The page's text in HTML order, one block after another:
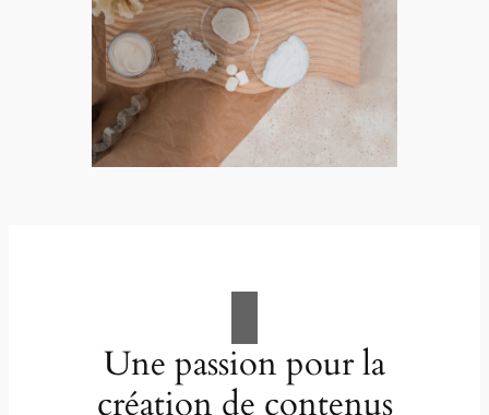
Une passion pour la
création de contenus